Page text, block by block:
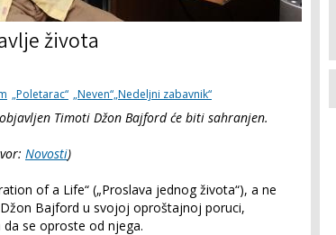
života
„Poletarac“ „Neven“„Nedeljni zabavnik“
Timoti Džon Bajford će biti sahranjen.
Novosti)
of a Life“ („Proslava jednog života“), a ne
Bajford u svojoj oproštajnoj poruci,
se oproste od njega.